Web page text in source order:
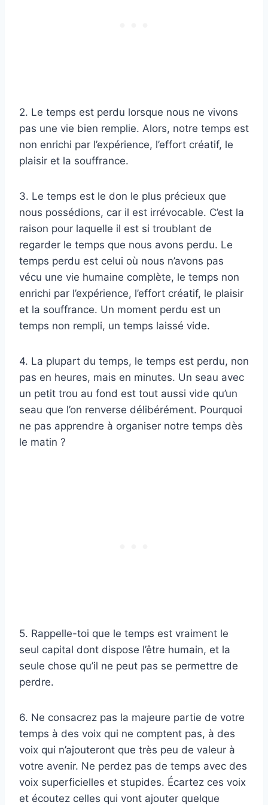
2. Le temps est perdu lorsque nous ne vivons
pas une vie bien remplie. Alors, notre temps est
non enrichi par l’expérience, l’effort créatif, le
plaisir et la souffrance.
3. Le temps est le don le plus précieux que
nous possédions, car il est irrévocable. C’est la
raison pour laquelle il est si troublant de
regarder le temps que nous avons perdu. Le
temps perdu est celui où nous n’avons pas
vécu une vie humaine complète, le temps non
enrichi par l’expérience, l’effort créatif, le plaisir
et la souffrance. Un moment perdu est un
temps non rempli, un temps laissé vide.
4. La plupart du temps, le temps est perdu, non
pas en heures, mais en minutes. Un seau avec
un petit trou au fond est tout aussi vide qu’un
seau que l’on renverse délibérément. Pourquoi
ne pas apprendre à organiser notre temps dès
le matin ?
5. Rappelle-toi que le temps est vraiment le
seul capital dont dispose l’être humain, et la
seule chose qu’il ne peut pas se permettre de
perdre.
6. Ne consacrez pas la majeure partie de votre
temps à des voix qui ne comptent pas, à des
voix qui n’ajouteront que très peu de valeur à
votre avenir. Ne perdez pas de temps avec des
voix superficielles et stupides. Écartez ces voix
et écoutez celles qui vont ajouter quelque